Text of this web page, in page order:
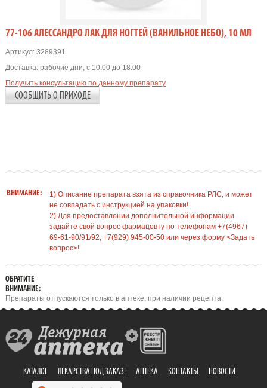
77-106 АЛЕССАНДРО ЛАК ДЛЯ НОГТЕЙ (ВАНИЛЬНОЕ НЕБО), 10 МЛ
Артикул:3289391
Доставка: рабочие дни, с 10:00 до 18:00
Получить консультацию по данному препарату
СООБЩИТЬ О ПРИХОДЕ
ВНИМАНИЕ:
1) Описание препарата взята из справочника РЛС, и может
не совпадать с инструкцией на упаковки!
2) Для предоставлении дополнительной информации
задайте свой вопрос фармацевту по телефонам +7(4967)
69-61-90/91/92, +7(929) 945-00-50 или через форму <Задать
вопрос>!
ОБРАТИТЕ
ВНИМАНИЕ:
Препараты отпускаются только в аптеке, при наличии рецепта.
КАТАЛОГ ЛЕКАРСТВА ПОД ЗАКАЗ! АПТЕКА КОНТАКТЫ НОВОСТИ